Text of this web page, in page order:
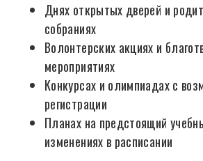
Днях открытых дверей и
собраниях
Волонтерских акциях и
мероприятиях
Конкурсах и олимпиадах с
регистрации
Планах на предстоящий
изменениях в расписании